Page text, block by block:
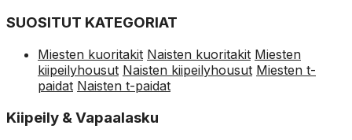
SUOSITUT KATEGORIAT
Miesten kuoritakit Naisten kuoritakit Miesten
kiipeilyhousut Naisten kiipeilyhousut Miesten t-
paidat Naisten t-paidat
Kiipeily & Vapaalasku